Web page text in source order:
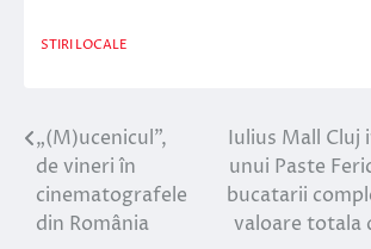
STIRI LOCALE
Navigare
în
articole
„(M)ucenicul”,
de vineri în
cinematografele
din România
Iulius Mall
unui Paste
bucatarii
valoare totala